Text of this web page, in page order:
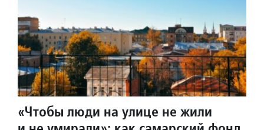
«Чтобы люди на улице не жили